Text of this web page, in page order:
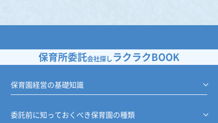
保育所委託会社探しラクラクBOOK
保育園経営の基礎知識
委託前に知っておくべき保育園の種類